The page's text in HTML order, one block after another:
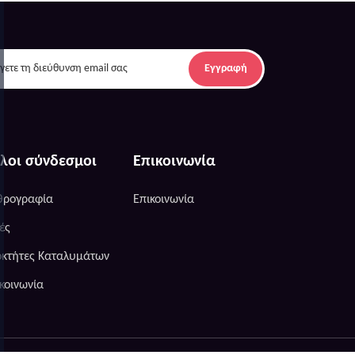
Εγγραφή
σύνδεσμοι
Καταλυμάτων
Επικοινωνία
Επικοινωνία